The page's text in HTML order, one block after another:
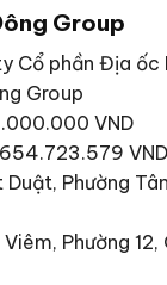
Group
Cổ phần Địa ốc
Group
VND
VND
Phường
Phường 12,